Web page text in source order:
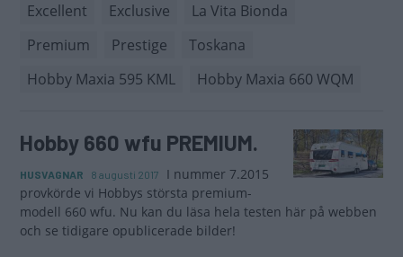
Excellent
Exclusive
La Vita Bionda
Premium
Prestige
Toskana
Hobby Maxia 595 KML
Hobby Maxia 660 WQM
Hobby 660 wfu PREMIUM.
HUSVAGNAR 8 augusti 2017
I nummer 7.2015
provkörde vi Hobbys största premium-
modell 660 wfu. Nu kan du läsa hela testen här på webben
och se tidigare opublicerade bilder!